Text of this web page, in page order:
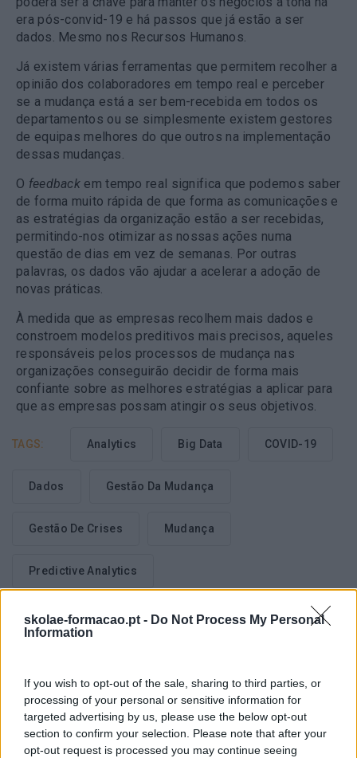
skolae-formacao.pt - Do Not Process My Personal
Information
If you wish to opt-out of the sale, sharing to third parties, or
processing of your personal or sensitive information for
targeted advertising by us, please use the below opt-out
section to confirm your selection. Please note that after your
opt-out request is processed you may continue seeing
era pós-convid-19 e há passos que já estão a ser
dados. Mesmo nos Recursos Humanos.
Já existem várias ferramentas que permitem recolher a
opinião dos colaboradores em tempo real e perceber
se a mudança está a ser bem-recebida em todos os
departamentos ou se simplesmente existem gestores
de equipas melhores do que outros na implementação
dessas mudanças.
O feedback em tempo real significa que podemos saber
de forma muito rápida de que forma as comunicações e
as estratégias da organização estão a ser recebidas,
permitindo-nos otimizar as nossas ações numa
questão de dias em vez de semanas. Por outras
palavras, os dados vão ajudar a acelerar a adoção de
novas práticas.
À medida que as empresas recolhem mais dados e
constroem modelos preditivos mais precisos, aqueles
responsáveis pelos processos de mudança nas
organizações conseguirão decidir de forma mais
confiante sobre as melhores estratégias a aplicar para
que as empresas possam atingir os seus objetivos.
TAGS: Analytics Big Data COVID-19
Dados Gestão Da Mudança
Gestão De Crises Mudança
Predictive Analytics
Anterior
COMO CONSTRUIR UMA
ORGANIZAÇÃO QUE
PROMOVA A INOVAÇÃO?
ERROS QUE DEVE
EVITAR NUM PROCESSO
DE TRANSFORMAÇÃO
ORGANIZACIONAL